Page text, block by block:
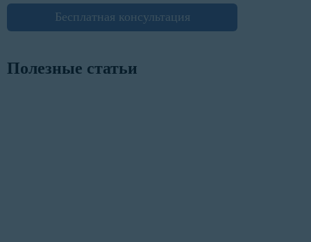
Бесплатная консультация
Полезные статьи